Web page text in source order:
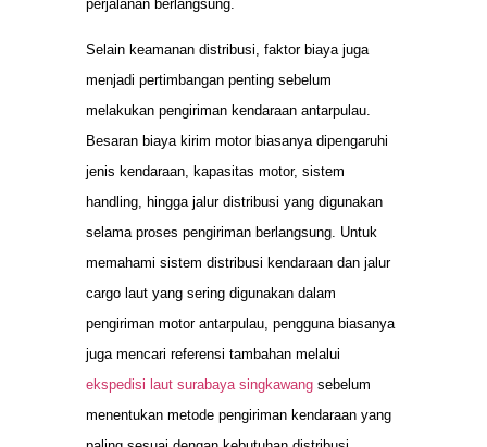
perjalanan berlangsung.
Selain keamanan distribusi, faktor biaya juga
menjadi pertimbangan penting sebelum
melakukan pengiriman kendaraan antarpulau.
Besaran biaya kirim motor biasanya dipengaruhi
jenis kendaraan, kapasitas motor, sistem
handling, hingga jalur distribusi yang digunakan
selama proses pengiriman berlangsung. Untuk
memahami sistem distribusi kendaraan dan jalur
cargo laut yang sering digunakan dalam
pengiriman motor antarpulau, pengguna biasanya
juga mencari referensi tambahan melalui
ekspedisi laut surabaya singkawang sebelum
menentukan metode pengiriman kendaraan yang